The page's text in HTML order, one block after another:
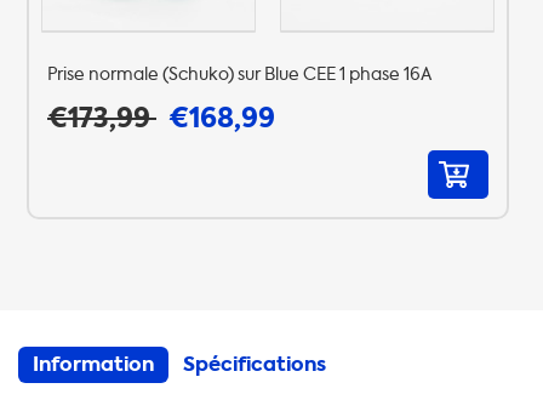
Prise normale (Schuko) sur Blue CEE 1 phase 16A
€173,99 €168,99
Information Spécifications